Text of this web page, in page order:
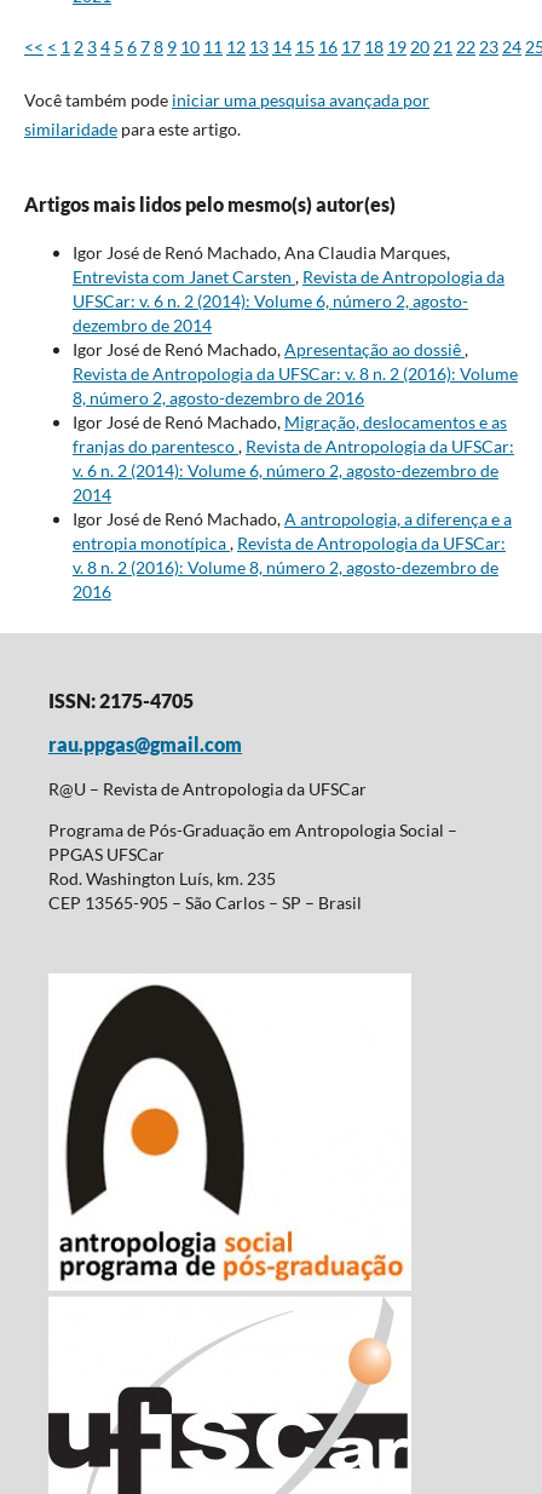
<< < 1 2 34 5 678 9 10 11 12 13 14 15 16 17 18 19 20 21 22 23 24
Você também pode iniciar uma pesquisa avançada por
similaridadepara este artigo.
Artigos mais lidos pelo mesmo(s) autor(es)
Igor José de Renó Machado, Ana Claudia Marques,
Entrevista com Janet Carsten , Revista de Antropologia da
UFSCar: v. 6 n. 2 (2014): Volume 6, número 2, agosto-
dezembro de 2014
Igor José de Renó Machado,Apresentação ao dossiê,
Revista de Antropologia da UFSCar: v. 8 n. 2 (2016): Volume
8, número 2, agosto-dezembro de 2016
Igor José de Renó Machado, Migração, deslocamentos e as
franjas do parentesco, Revista de Antropologia da UFSCar:
v. 6 n. 2 (2014): Volume 6, número 2, agosto-dezembro de
2014
Igor José de Renó Machado,A antropologia, a diferença e a
entropia monotípica, Revista de Antropologia da UFSCar:
v. 8 n. 2 (2016): Volume 8, número 2, agosto-dezembro de
2016
ISSN: 2175-4705
rau.ppgas@gmail.com
R@U – Revista de Antropologia da UFSCar
Programa de Pós-Graduação em Antropologia Social –
PPGAS UFSCar
Rod. Washington Luís, km. 235
CEP 13565-905 – São Carlos – SP – Brasil